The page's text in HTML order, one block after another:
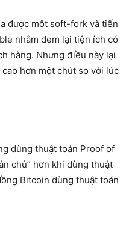
được một soft-fork và tiến
nhằm đem lại tiện ích có
hàng. Nhưng điều này lại
hơn một chút so với lúc
dùng thuật toán Proof of
chủ” hơn khi dùng thuật
Bitcoin dùng thuật toán